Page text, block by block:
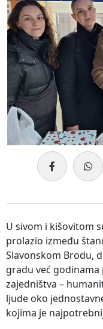
U sivom i kišovitom
prolazio između
Slavonskom Brodu,
gradu već
zajedništva –
ljude oko
kojima je